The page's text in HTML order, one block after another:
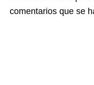
comentarios que se